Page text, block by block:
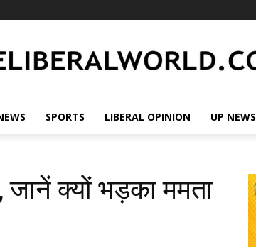
SPORTS LIBERAL OPINION UP NEWS
जानें क्यों भड़का ममता